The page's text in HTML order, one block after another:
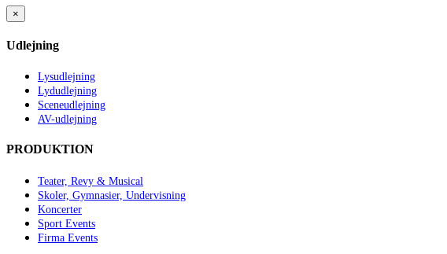
×
Udlejning
Lysudlejning
Lydudlejning
Sceneudlejning
AV-udlejning
PRODUKTION
Teater, Revy & Musical
Skoler, Gymnasier, Undervisning
Koncerter
Sport Events
Firma Events